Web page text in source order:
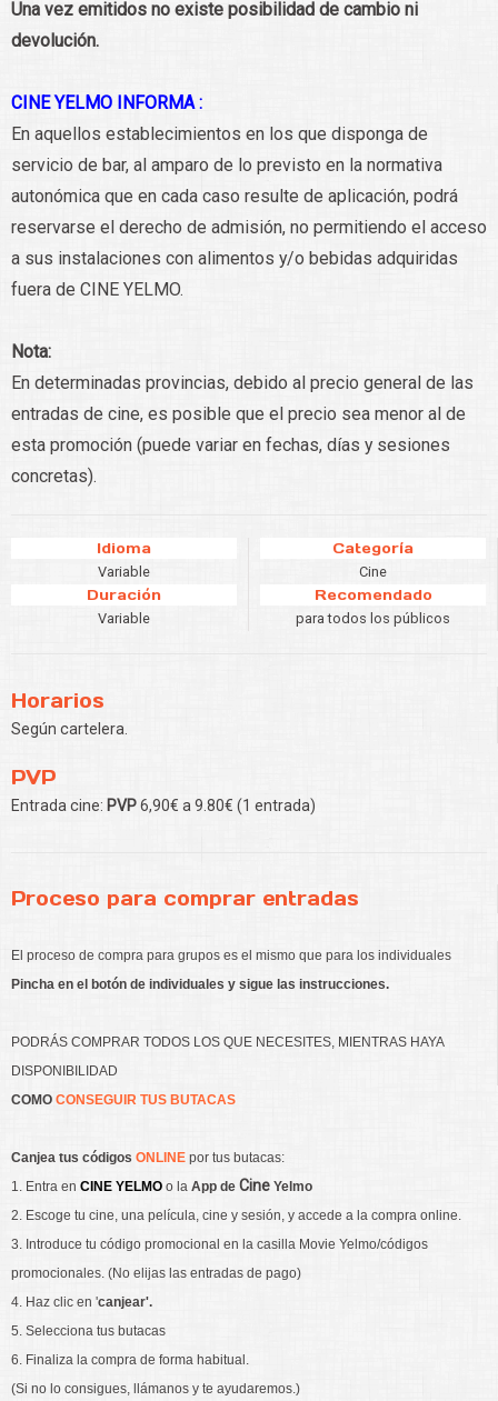
Una vez emitidos no existe posibilidad de cambio ni
devolución.
CINE YELMO INFORMA :
En aquellos establecimientos en los que disponga de
servicio de bar, al amparo de lo previsto en la normativa
autonómica que en cada caso resulte de aplicación, podrá
reservarse el derecho de admisión, no permitiendo el acceso
a sus instalaciones con alimentos y/o bebidas adquiridas
fuera de CINE YELMO.
Nota:
En determinadas provincias, debido al precio general de las
entradas de cine, es posible que el precio sea menor al de
esta promoción (puede variar en fechas, días y sesiones
concretas).
Idioma
Variable
Categoría
Cine
Duración
Variable
Recomendado
para todos los públicos
Horarios
Según cartelera.
PVP
Entrada cine: PVP6,90€ a 9.80€ (1 entrada)
Proceso para comprar entradas
El proceso de compra para grupos es el mismo que para los individuales
Pincha en el botón de individuales y sigue las instrucciones.
PODRÁS COMPRAR TODOS LOS QUE NECESITES, MIENTRAS HAYA
DISPONIBILIDAD
COMO CONSEGUIR TUS BUTACAS
Canjea tus códigos ONLINE por tus butacas:
1. Entra en CINE YELMO o la App de Cine Yelmo
2. Escoge tu cine, una película, cine y sesión, y accede a la compra online.
3. Introduce tu código promocional en la casilla Movie Yelmo/códigos
promocionales. (No elijas las entradas de pago)
4. Haz clic en 'canjear'.
5. Selecciona tus butacas
6. Finaliza la compra de forma habitual.
(Si no lo consigues, llámanos y te ayudaremos.)